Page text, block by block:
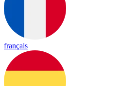
français